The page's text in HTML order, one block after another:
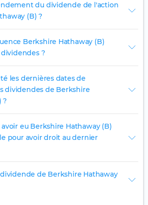
du dividende de l'action
(B) ?
Berkshire Hathaway (B)
?
les dernières dates de
dividendes de Berkshire
?
eu Berkshire Hathaway (B)
pour avoir droit au dernier
de Berkshire Hathaway